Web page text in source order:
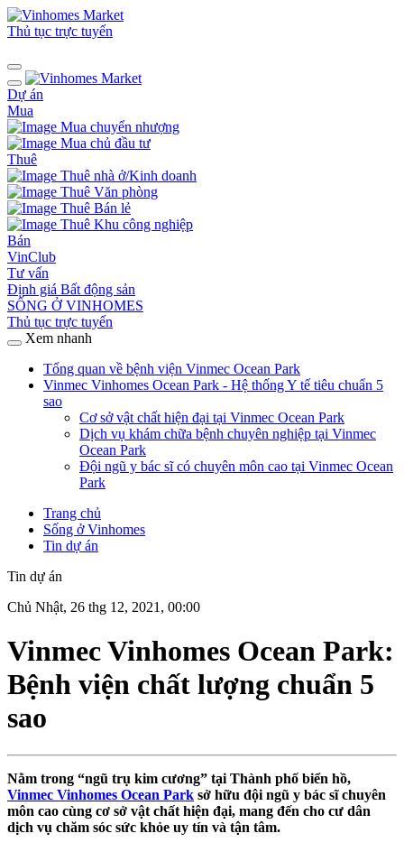
Thủ tục trực tuyến
Dự án
Mua
Mua chuyển nhượng
Mua chủ đầu tư
Thuê
Thuê nhà ở/Kinh doanh
Thuê Văn phòng
Thuê Bán lẻ
Thuê Khu công nghiệp
Bán
VinClub
Tư vấn
Định giá Bất động sản
SỐNG Ở VINHOMES
Thủ tục trực tuyến
Xem nhanh
Tổng quan về bệnh viện Vinmec Ocean Park
Vinmec Vinhomes Ocean Park - Hệ thống Y tế tiêu chuẩn 5
sao
Cơ sở vật chất hiện đại tại Vinmec Ocean Park
Dịch vụ khám chữa bệnh chuyên nghiệp tại Vinmec
Ocean Park
Đội ngũ y bác sĩ có chuyên môn cao tại Vinmec Ocean
Park
Trang chủ
Sống ở Vinhomes
Tin dự án
Tin dự án
Chủ Nhật, 26 thg 12, 2021, 00:00
Vinmec Vinhomes Ocean Park:
Bệnh viện chất lượng chuẩn 5
sao
Nằm trong “ngũ trụ kim cương” tại Thành phố biển hồ,
Vinmec Vinhomes Ocean Park sở hữu đội ngũ y bác sĩ chuyên
môn cao cùng cơ sở vật chất hiện đại, mang đến cho cư dân
dịch vụ chăm sóc sức khỏe uy tín và tận tâm.